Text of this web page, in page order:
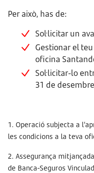
Per això, has de:
Sol·licitar un
Gestionar el
oficina
Sol·licitar-lo
31 de
1. Operació subjecta a
les condicions a la teva
2. Assegurança
de Banca-Seguros